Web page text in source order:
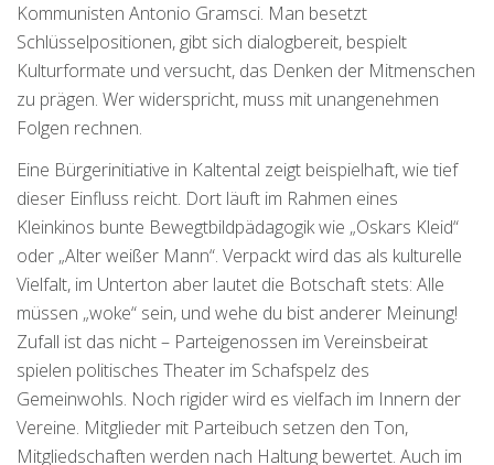
Kommunisten Antonio Gramsci. Man besetzt
Schlüsselpositionen, gibt sich dialogbereit, bespielt
Kulturformate und versucht, das Denken der Mitmenschen
zu prägen. Wer widerspricht, muss mit unangenehmen
Folgen rechnen.
Eine Bürgerinitiative in Kaltental zeigt beispielhaft, wie tief
dieser Einfluss reicht. Dort läuft im Rahmen eines
Kleinkinos bunte Bewegtbildpädagogik wie „Oskars Kleid“
oder „Alter weißer Mann“. Verpackt wird das als kulturelle
Vielfalt, im Unterton aber lautet die Botschaft stets: Alle
müssen „woke“ sein, und wehe du bist anderer Meinung!
Zufall ist das nicht – Parteigenossen im Vereinsbeirat
spielen politisches Theater im Schafspelz des
Gemeinwohls. Noch rigider wird es vielfach im Innern der
Vereine. Mitglieder mit Parteibuch setzen den Ton,
Mitgliedschaften werden nach Haltung bewertet. Auch im